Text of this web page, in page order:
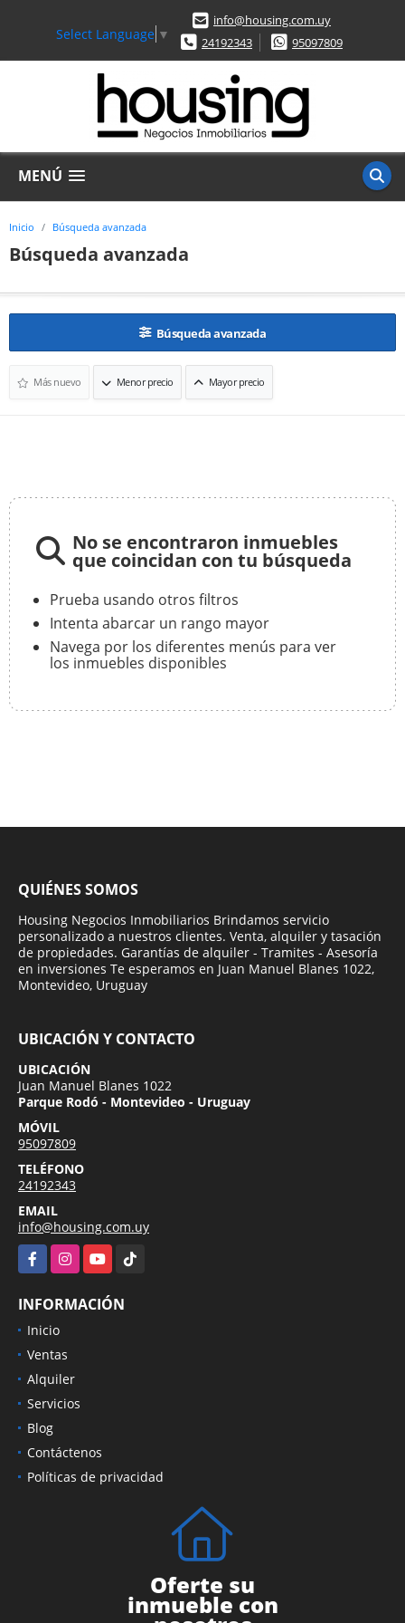
Select Language ▼
info@housing.com.uy
24192343
95097809
MENÚ
Inicio Búsqueda avanzada
Búsqueda avanzada
Búsqueda avanzada
Más nuevo Menor precio Mayor precio
No se encontraron inmuebles
que coincidan con tu búsqueda
Prueba usando otros filtros
Intenta abarcar un rango mayor
Navega por los diferentes menús para ver
los inmuebles disponibles
QUIÉNES SOMOS
Housing Negocios Inmobiliarios Brindamos servicio
personalizado a nuestros clientes. Venta, alquiler y tasación
de propiedades. Garantías de alquiler - Tramites - Asesoría
en inversiones Te esperamos en Juan Manuel Blanes 1022,
Montevideo, Uruguay
UBICACIÓN Y CONTACTO
UBICACIÓN
Juan Manuel Blanes 1022
Parque Rodó - Montevideo - Uruguay
MÓVIL
95097809
TELÉFONO
24192343
EMAIL
info@housing.com.uy
FacebookInstagramYouTubeTikTok
INFORMACIÓN
Inicio
Ventas
Alquiler
Servicios
Blog
Contáctenos
Políticas de privacidad
Oferte su
inmueble con